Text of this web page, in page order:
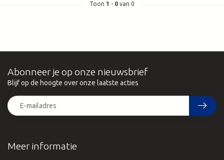
Toon 1 - 0 van 0
Meer informatie
Abonneer je op onze nieuwsbrief
Blijf op de hoogte over onze laatste acties